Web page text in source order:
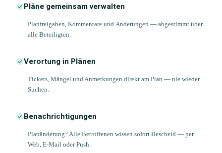
Pläne gemeinsam verwalten
Planfreigaben, Kommentare und Änderungen — abgestimmt über
alle Beteiligten.
Verortung in Plänen
Tickets, Mängel und Anmerkungen direkt am Plan — nie wieder
Suchen.
Benachrichtigungen
Planänderung? Alle Betroffenen wissen sofort Bescheid — per
Web, E-Mail oder Push.